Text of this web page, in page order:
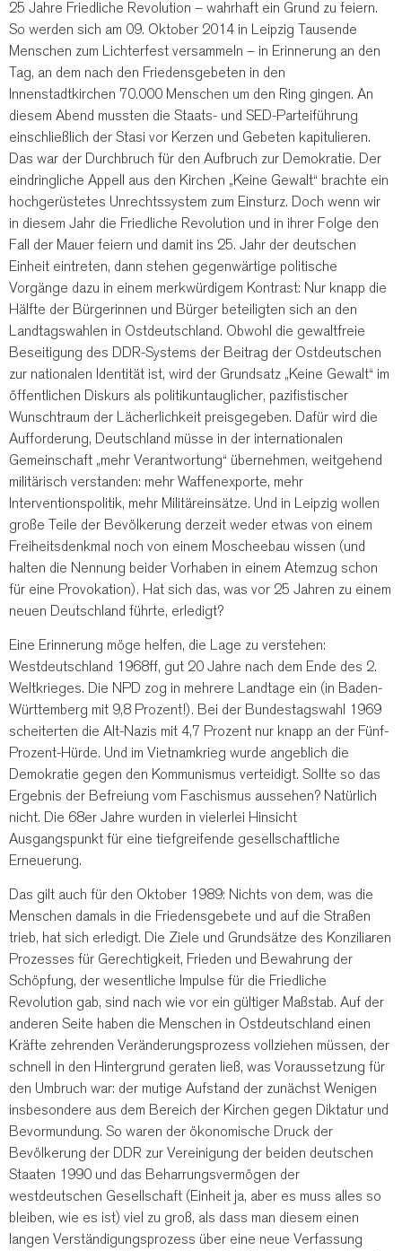
25 Jahre Friedliche Revolution – wahrhaft ein Grund zu feiern.
So werden sich am 09. Oktober 2014 in Leipzig Tausende
Menschen zum Lichterfest versammeln – in Erinnerung an den
Tag, an dem nach den Friedensgebeten in den
Innenstadtkirchen 70.000 Menschen um den Ring gingen. An
diesem Abend mussten die Staats- und SED-Parteiführung
einschließlich der Stasi vor Kerzen und Gebeten kapitulieren.
Das war der Durchbruch für den Aufbruch zur Demokratie. Der
eindringliche Appell aus den Kirchen „Keine Gewalt“ brachte ein
hochgerüstetes Unrechtssystem zum Einsturz. Doch wenn wir
in diesem Jahr die Friedliche Revolution und in ihrer Folge den
Fall der Mauer feiern und damit ins 25. Jahr der deutschen
Einheit eintreten, dann stehen gegenwärtige politische
Vorgänge dazu in einem merkwürdigem Kontrast: Nur knapp die
Hälfte der Bürgerinnen und Bürger beteiligten sich an den
Landtagswahlen in Ostdeutschland. Obwohl die gewaltfreie
Beseitigung des DDR-Systems der Beitrag der Ostdeutschen
zur nationalen Identität ist, wird der Grundsatz „Keine Gewalt“ im
öffentlichen Diskurs als politikuntauglicher, pazifistischer
Wunschtraum der Lächerlichkeit preisgegeben. Dafür wird die
Aufforderung, Deutschland müsse in der internationalen
Gemeinschaft „mehr Verantwortung“ übernehmen, weitgehend
militärisch verstanden: mehr Waffenexporte, mehr
Interventionspolitik, mehr Militäreinsätze. Und in Leipzig wollen
große Teile der Bevölkerung derzeit weder etwas von einem
Freiheitsdenkmal noch von einem Moscheebau wissen (und
halten die Nennung beider Vorhaben in einem Atemzug schon
für eine Provokation). Hat sich das, was vor 25 Jahren zu einem
neuen Deutschland führte, erledigt?
Eine Erinnerung möge helfen, die Lage zu verstehen:
Westdeutschland 1968ff, gut 20 Jahre nach dem Ende des 2.
Weltkrieges. Die NPD zog in mehrere Landtage ein (in Baden-
Württemberg mit 9,8 Prozent!). Bei der Bundestagswahl 1969
scheiterten die Alt-Nazis mit 4,7 Prozent nur knapp an der Fünf-
Prozent-Hürde. Und im Vietnamkrieg wurde angeblich die
Demokratie gegen den Kommunismus verteidigt. Sollte so das
Ergebnis der Befreiung vom Faschismus aussehen? Natürlich
nicht. Die 68er Jahre wurden in vielerlei Hinsicht
Ausgangspunkt für eine tiefgreifende gesellschaftliche
Erneuerung.
Das gilt auch für den Oktober 1989: Nichts von dem, was die
Menschen damals in die Friedensgebete und auf die Straßen
trieb, hat sich erledigt. Die Ziele und Grundsätze des Konziliaren
Prozesses für Gerechtigkeit, Frieden und Bewahrung der
Schöpfung, der wesentliche Impulse für die Friedliche
Revolution gab, sind nach wie vor ein gültiger Maßstab. Auf der
anderen Seite haben die Menschen in Ostdeutschland einen
Kräfte zehrenden Veränderungsprozess vollziehen müssen, der
schnell in den Hintergrund geraten ließ, was Voraussetzung für
den Umbruch war: der mutige Aufstand der zunächst Wenigen
insbesondere aus dem Bereich der Kirchen gegen Diktatur und
Bevormundung. So waren der ökonomische Druck der
Bevölkerung der DDR zur Vereinigung der beiden deutschen
Staaten 1990 und das Beharrungsvermögen der
westdeutschen Gesellschaft (Einheit ja, aber es muss alles so
bleiben, wie es ist) viel zu groß, als dass man diesem einen
langen Verständigungsprozess über eine neue Verfassung